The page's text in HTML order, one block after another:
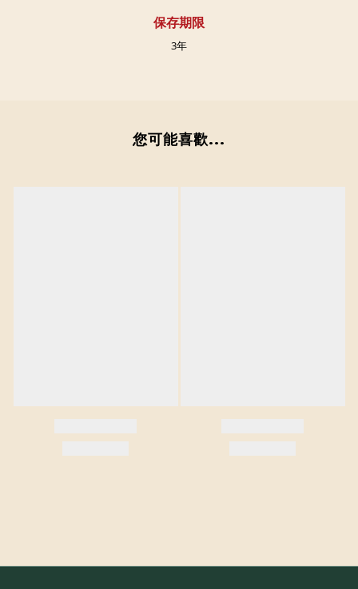
保存期限
3年
您可能喜歡...